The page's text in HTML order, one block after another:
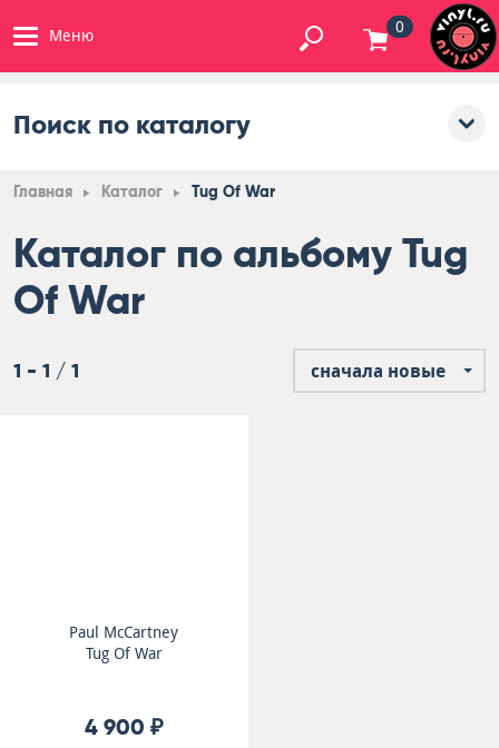
Меню 0
Поиск по каталогу
Главная Каталог Tug Of War
Каталог по альбому Tug
Of War
1 - 1 / 1 сначала новые
Paul McCartney
Tug Of War
4 900 ₽